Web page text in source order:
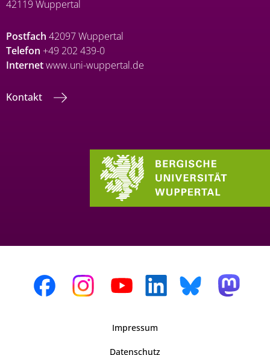
42119 Wuppertal
Postfach 42097 Wuppertal
Telefon +49 202 439-0
Internetwww.uni-wuppertal.de
Kontakt
Impressum
Datenschutz